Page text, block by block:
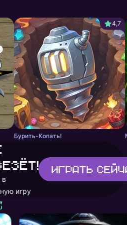
4,7
Бурить-Копать!
в
игру
Играть